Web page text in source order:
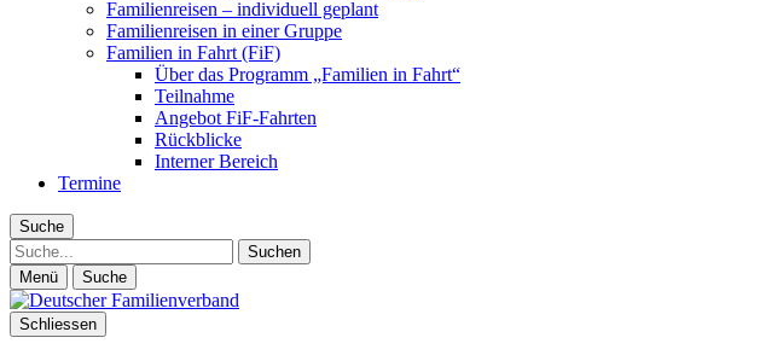
Familienreisen – individuell geplant
Familienreisen in einer Gruppe
Familien in Fahrt (FiF)
Über das Programm „Familien in Fahrt“
Teilnahme
Angebot FiF-Fahrten
Rückblicke
Interner Bereich
Termine
Suche
Suche
Menü Suche
Schliessen